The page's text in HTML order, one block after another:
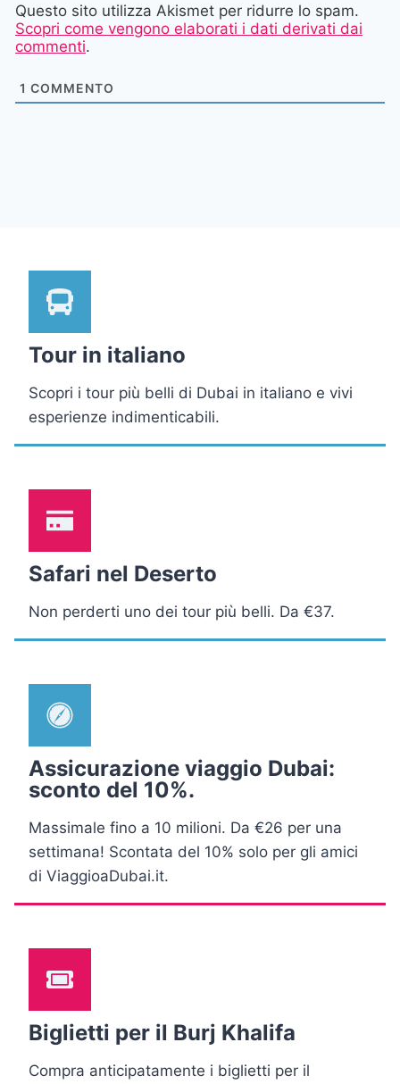
Questo sito utilizza Akismet per ridurre lo spam.
Scopri come vengono elaborati i dati derivati dai
commenti.
1 COMMENTO
Tour in italiano
Scopri i tour più belli di Dubai in italiano e vivi
esperienze indimenticabili.
Safari nel Deserto
Non perderti uno dei tour più belli. Da €37.
Assicurazione viaggio Dubai:
sconto del 10%.
Massimale fino a 10 milioni. Da €26 per una
settimana! Scontata del 10% solo per gli amici
di ViaggioaDubai.it.
Biglietti per il Burj Khalifa
Compra anticipatamente i biglietti per il